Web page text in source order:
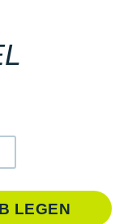
LEGEN